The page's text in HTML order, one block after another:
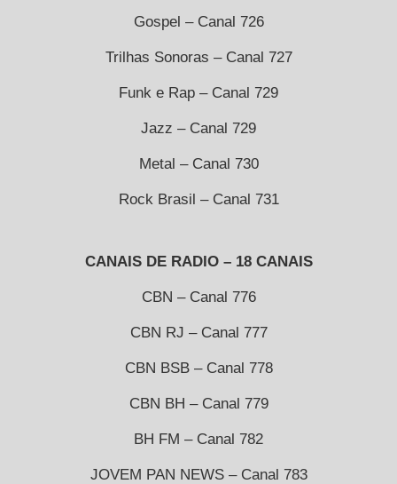
Gospel – Canal 726
Trilhas Sonoras – Canal 727
Funk e Rap – Canal 729
Jazz – Canal 729
Metal – Canal 730
Rock Brasil – Canal 731
CANAIS DE RADIO – 18 CANAIS
CBN – Canal 776
CBN RJ – Canal 777
CBN BSB – Canal 778
CBN BH – Canal 779
BH FM – Canal 782
JOVEM PAN NEWS – Canal 783